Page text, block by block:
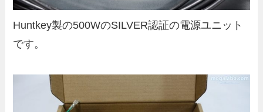
Huntkey製の500WのSILVER認証の電源ユニット
です。